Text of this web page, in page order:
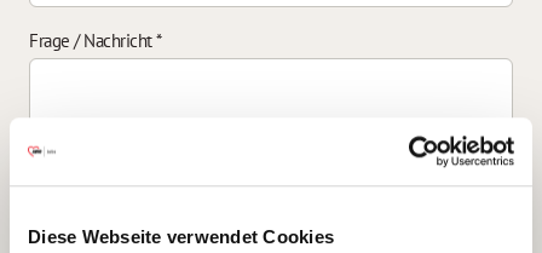
Diese Webseite verwendet Cookies
Frage / Nachricht*